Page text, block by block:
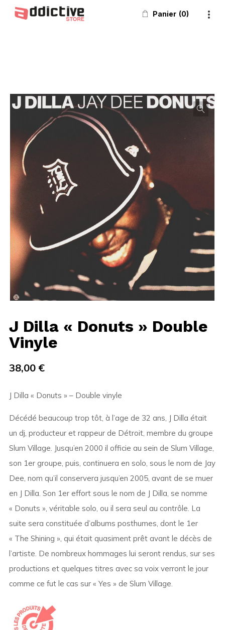
Panier 0
J Dilla « Donuts » Double
Vinyle
38,00 €
J Dilla « Donuts » – Double vinyle
Décédé beaucoup trop tôt, à l’age de 32 ans, J Dilla était
un dj, producteur et rappeur de Détroit, membre du groupe
Slum Village. Jusqu’en 2000 il officie au sein de Slum Village,
son 1er groupe, puis, continuera en solo, sous le nom de Jay
Dee, nom qu’il conservera jusqu’en 2005, avant de se muer
en J Dilla. Son 1er effort sous le nom de J Dilla, se nomme
« Donuts », véritable solo, ou il sera seul au contrôle. La
suite sera constituée d’albums posthumes, dont le 1er
« The Shining », qui était quasiment prêt avant le décès de
l’artiste. De nombreux hommages lui seront rendus, sur ses
productions et quelques titres avec sa voix verront le jour
comme ce fut le cas sur « Yes » de Slum Village.